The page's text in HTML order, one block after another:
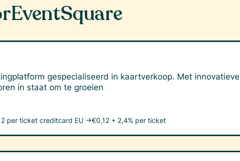
EventSquare
gespecialiseerd in kaartverkoop. Met
in staat om te groeien
per ticket creditcard EU →€0,12 + 2,4% per ticket